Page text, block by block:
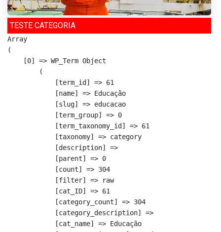
TESTE CATEGORIA
Array
(
    [0] => WP_Term Object
        (
            [term_id] => 61
            [name] => Educação
            [slug] => educacao
            [term_group] => 0
            [term_taxonomy_id] => 61
            [taxonomy] => category
            [description] =>
            [parent] => 0
            [count] => 304
            [filter] => raw
            [cat_ID] => 61
            [category_count] => 304
            [category_description] =>
            [cat_name] => Educação